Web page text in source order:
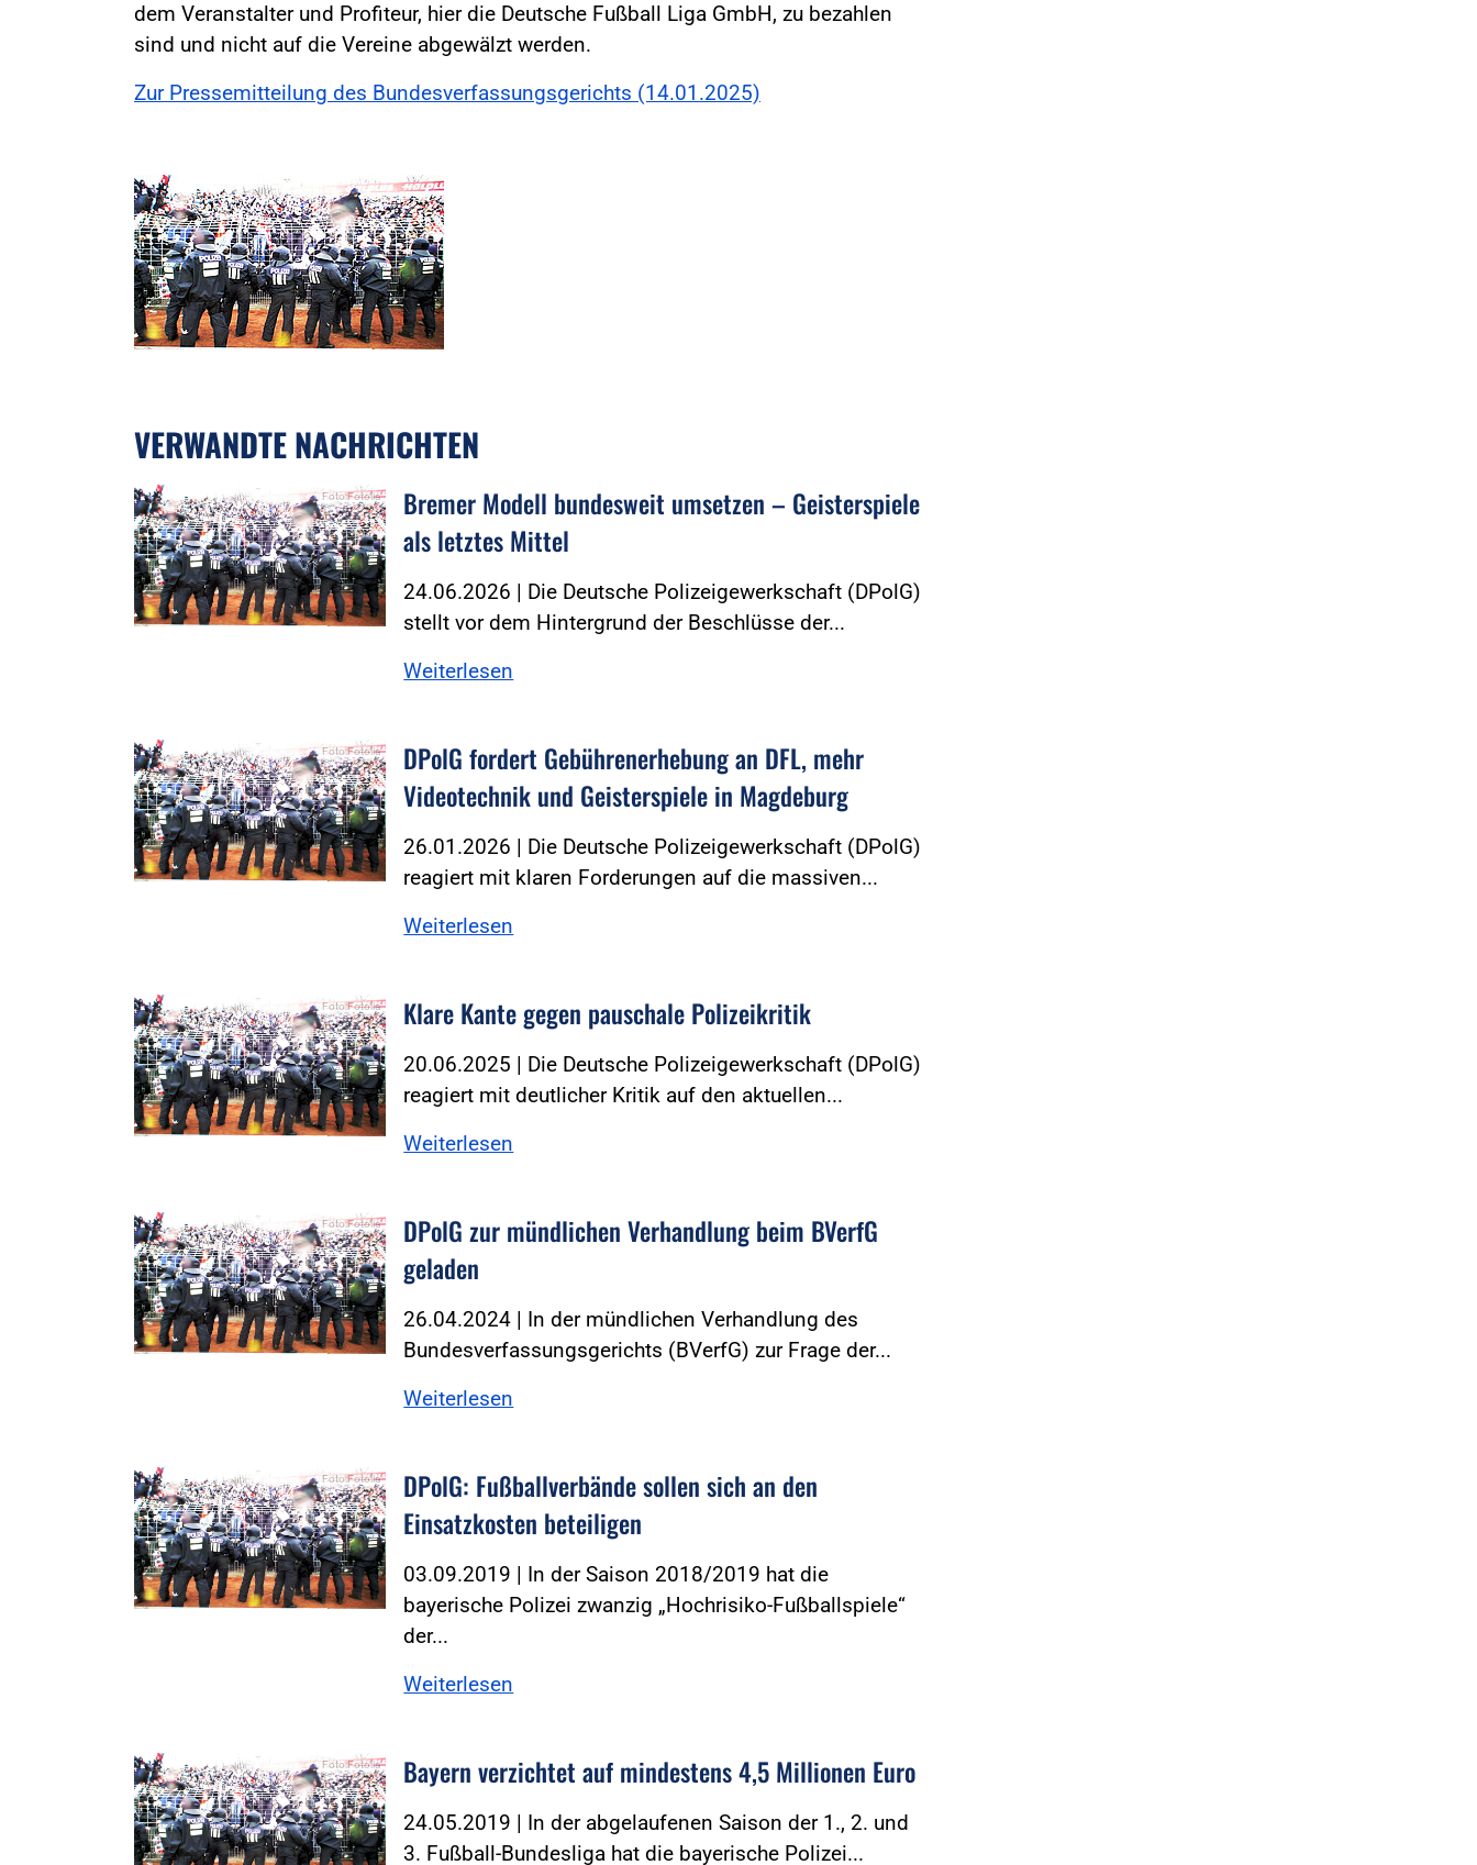
dem Veranstalter und Profiteur, hier die Deutsche Fußball Liga GmbH, zu bezahlen
sind und nicht auf die Vereine abgewälzt werden.
Zur Pressemitteilung des Bundesverfassungsgerichts (14.01.2025)
VERWANDTE NACHRICHTEN
Foto:Fotolia
Bremer Modell bundesweit umsetzen – Geisterspiele
als letztes Mittel
24.06.2026 | Die Deutsche Polizeigewerkschaft (DPolG)
stellt vor dem Hintergrund der Beschlüsse der...
Weiterlesen
Foto:Fotolia
DPolG fordert Gebührenerhebung an DFL, mehr
Videotechnik und Geisterspiele in Magdeburg
26.01.2026 | Die Deutsche Polizeigewerkschaft (DPolG)
reagiert mit klaren Forderungen auf die massiven...
Weiterlesen
Foto:Fotolia Klare Kante gegen pauschale Polizeikritik
20.06.2025 | Die Deutsche Polizeigewerkschaft (DPolG)
reagiert mit deutlicher Kritik auf den aktuellen...
Weiterlesen
Foto:Fotolia
DPolG zur mündlichen Verhandlung beim BVerfG
geladen
26.04.2024 | In der mündlichen Verhandlung des
Bundesverfassungsgerichts (BVerfG) zur Frage der...
Weiterlesen
Foto:Fotolia
DPolG: Fußballverbände sollen sich an den
Einsatzkosten beteiligen
03.09.2019 | In der Saison 2018/2019 hat die
bayerische Polizei zwanzig „Hochrisiko-Fußballspiele“
der...
Weiterlesen
Foto:Fotolia Bayern verzichtet auf mindestens 4,5 Millionen Euro
24.05.2019 | In der abgelaufenen Saison der 1., 2. und
3. Fußball-Bundesliga hat die bayerische Polizei...